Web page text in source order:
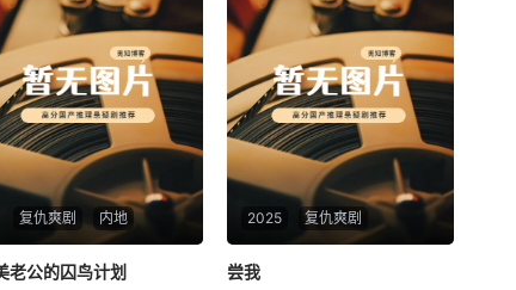
复仇爽剧 内地
美老公的囚鸟计划
老公的囚鸟计划
2025 复仇爽剧
尝我
尝我